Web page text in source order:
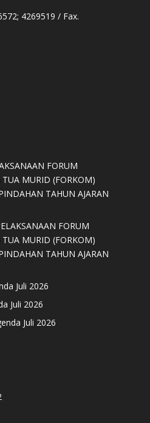
4269519 / Fax.
FORUM
MURID (FORKOM)
TAHUN AJARAN
FORUM
MURID (FORKOM)
TAHUN AJARAN
Juli 2026
Juli 2026
Juli 2026